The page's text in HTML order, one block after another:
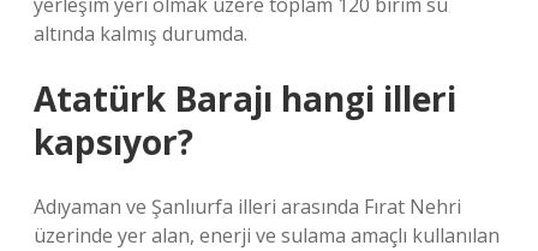
altında kalmış durumda.
Atatürk Barajı hangi illeri
kapsıyor?
Adıyaman ve Şanlıurfa illeri arasında Fırat Nehri
üzerinde yer alan, enerji ve sulama amaçlı kullanılan